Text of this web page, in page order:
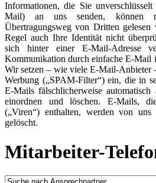
Informationen, die Sie
Mail) an uns senden, können
Übertragungsweg von Dritten
Regel auch Ihre Identität nicht
sich hinter einer E-Mail-Adresse
Kommunikation durch einfache E-Mail
Wir setzen – wie viele E-Mail-Anbieter
Werbung („SPAM-Filter“) ein, die in
E-Mails fälschlicherweise automatisch
einordnen und löschen. E-Mails,
(„Viren“) enthalten, werden von
gelöscht.
Mitarbeiter-